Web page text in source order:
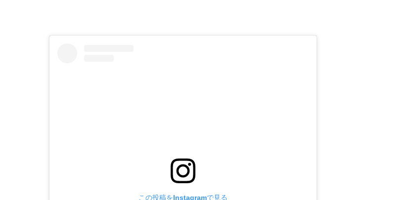
この投稿をInstagramで見る